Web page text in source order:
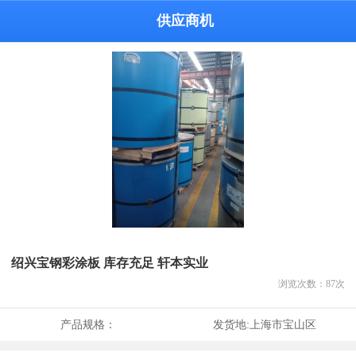
供应商机
绍兴宝钢彩涂板 库存充足 轩本实业
浏览次数： 87次
产品规格： 发货地:上海市宝山区